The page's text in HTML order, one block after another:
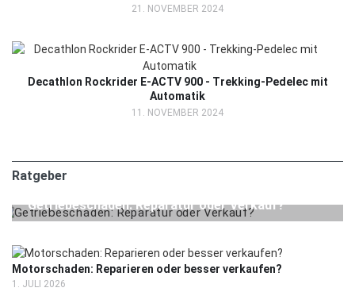
21. NOVEMBER 2024
Decathlon Rockrider E-ACTV 900 - Trekking-Pedelec mit
Automatik
11. NOVEMBER 2024
Ratgeber
RATGEBER
Getriebeschaden: Reparatur oder Verkauf?
Motorschaden: Reparieren oder besser verkaufen?
1. JULI 2026